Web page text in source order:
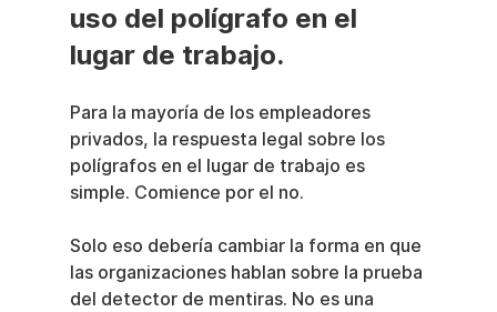
uso del polígrafo en el
lugar de trabajo.
Para la mayoría de los empleadores
privados, la respuesta legal sobre los
polígrafos en el lugar de trabajo es
simple. Comience por el no.
Solo eso debería cambiar la forma en que
las organizaciones hablan sobre la prueba
del detector de mentiras. No es una